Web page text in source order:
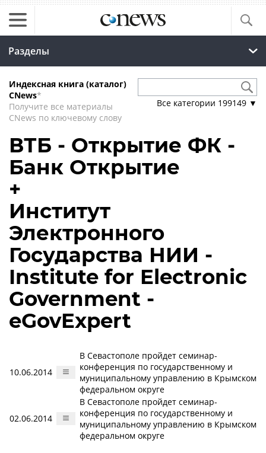
Разделы
Индексная книга (каталог)
CNews*
Получите все материалы
CNews по ключевому слову
Все категории 199149 ▼
ВТБ - Открытие ФК -
Банк Открытие
+
Институт
Электронного
Государства НИИ -
Institute for Electronic
Government -
eGovExpert
10.06.2014
В Севастополе пройдет семинар-
конференция по государственному и
муниципальному управлению в Крымском
федеральном округе
02.06.2014
В Севастополе пройдет семинар-
конференция по государственному и
муниципальному управлению в Крымском
федеральном округе